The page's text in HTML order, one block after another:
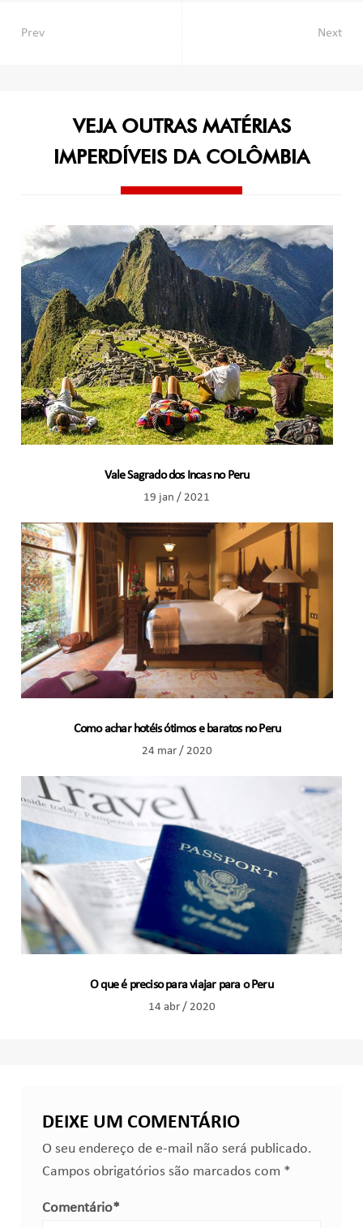
Navegação
Prev Next
VEJA OUTRAS MATÉRIAS
IMPERDÍVEIS DA COLÔMBIA
Vale Sagrado dos Incas no Peru
19 jan / 2021
Como achar hotéis ótimos e baratos no Peru
24 mar / 2020
O que é preciso para viajar para o Peru
14 abr / 2020
DEIXE UM COMENTÁRIO
O seu endereço de e-mail não será publicado.
Campos obrigatórios são marcados com *
Comentário*